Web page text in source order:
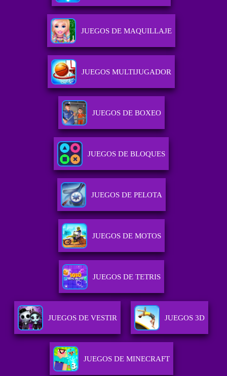
JUEGOS DE MAQUILLAJE
JUEGOS MULTIJUGADOR
JUEGOS DE BOXEO
JUEGOS DE BLOQUES
JUEGOS DE PELOTA
JUEGOS DE MOTOS
JUEGOS DE TETRIS
JUEGOS DE VESTIR JUEGOS 3D
JUEGOS DE MINECRAFT